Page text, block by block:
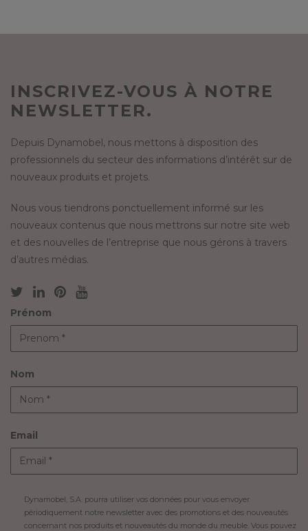
INSCRIVEZ-VOUS À NOTRE
NEWSLETTER.
Depuis Dynamobel, nous mettons à disposition des
professionnels du secteur des informations d’intérêt sur de
nouveaux produits et projets.
Nous vous tiendrons ponctuellement informé sur les
nouveaux contenus que nous mettrons sur notre site web
et des nouvelles de l’entreprise que nous gérons à travers
d’autres médias.
Prénom
Nom
Email
Dynamobel, S.A. pourra utiliser vos données pour vous envoyer
périodiquement notre newsletter avec des promotions et des nouveautés
concernant nos produits et nouveautés du monde du meuble. Vous pouvez